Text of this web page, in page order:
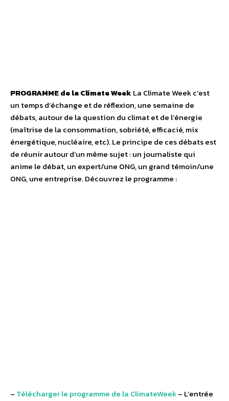
PROGRAMME de la Climate Week La Climate Week c’est
un temps d’échange et de réflexion, une semaine de
débats, autour de la question du climat et de l’énergie
(maîtrise de la consommation, sobriété, efficacié, mix
énergétique, nucléaire, etc). Le principe de ces débats est
de réunir autour d’un même sujet : un journaliste qui
anime le débat, un expert/une ONG, un grand témoin/une
ONG, une entreprise. Découvrez le programme :
– Télécharger le programme de la ClimateWeek– L’entrée